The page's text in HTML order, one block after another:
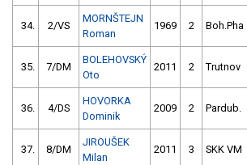
34. 2/VS
MORNŠTEJN
Roman
1969 2 Boh.Pha
35. 7/DM
BOLEHOVSKÝ
Oto
2011 2 Trutnov
36. 4/DS
HOVORKA
Dominik
2009 2 Pardub.
37. 8/DM
JIROUŠEK
Milan
2011 3 SKK VM